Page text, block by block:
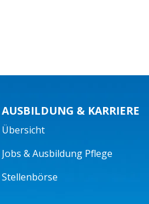
AUSBILDUNG & KARRIERE
Übersicht
Jobs & Ausbildung Pflege
Stellenbörse